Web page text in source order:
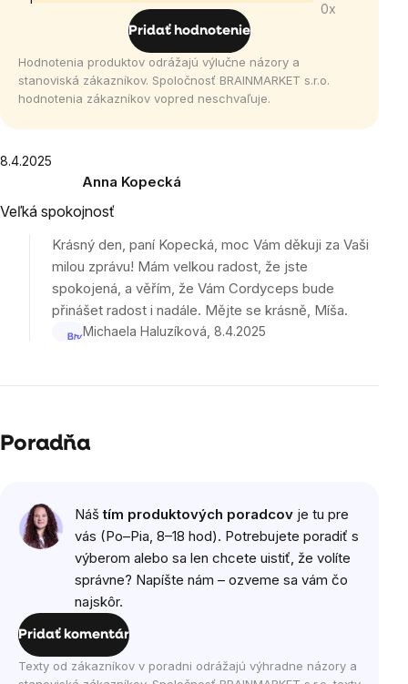
5
hviezdičiek.
0x
Pridať hodnotenie
Hodnotenia produktov odrážajú výlučne názory a
stanoviská zákazníkov. Spoločnosť BRAINMARKET s.r.o.
hodnotenia zákazníkov vopred neschvaľuje.
Výpis
Anna Kopecká
produktu
hviezdičiek.
8.4.2025
Veľká spokojnosť
Michaela Haluzíková 8.4.2025
Krásný den, paní Kopecká, moc Vám děkuji za Vaši
milou zprávu! Mám velkou radost, že jste
spokojená, a věřím, že Vám Cordyceps bude
přinášet radost i nadále. Mějte se krásně, Míša.
Poradňa
Náštím produktových poradcov je tu pre
vás (Po–Pia, 8–18 hod). Potrebujete poradiť s
výberom alebo sa len chcete uistiť, že volíte
správne? Napíšte nám – ozveme sa vám čo
najskôr.
Pridať komentár
Texty od zákazníkov v poradni odrážajú výhradne názory a